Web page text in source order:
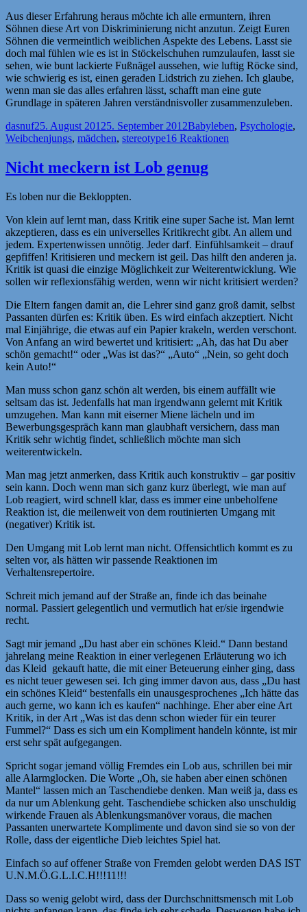
Aus dieser Erfahrung heraus möchte ich alle ermuntern, ihren
Söhnen diese Art von Diskriminierung nicht anzutun. Zeigt Euren
Söhnen die vermeintlich weiblichen Aspekte des Lebens. Lasst sie
doch mal fühlen wie es ist in Stöckelschuhen rumzulaufen, lasst sie
sehen, wie bunt lackierte Fußnägel aussehen, wie luftig Röcke sind,
wie schwierig es ist, einen geraden Lidstrich zu ziehen. Ich glaube,
wenn man sie das alles erfahren lässt, schafft man eine gute
Grundlage in späteren Jahren verständnisvoller zusammenzuleben.
Autor
dasnufVeröffentlicht
am
25. August 20125. September 2012Kategorien
Babyleben, Psychologie,
WeibchenSchlagwörter
jungs, mädchen, stereotype16 Reaktionen
Nicht meckern ist Lob genug
Es loben nur die Bekloppten.
Von klein auf lernt man, dass Kritik eine super Sache ist. Man lernt
akzeptieren, dass es ein universelles Kritikrecht gibt. An allem und
jedem. Expertenwissen unnötig. Jeder darf. Einfühlsamkeit – drauf
gepfiffen! Kritisieren und meckern ist geil. Das hilft den anderen ja.
Kritik ist quasi die einzige Möglichkeit zur Weiterentwicklung. Wie
sollen wir reflexionsfähig werden, wenn wir nicht kritisiert werden?
Die Eltern fangen damit an, die Lehrer sind ganz groß damit, selbst
Passanten dürfen es: Kritik üben. Es wird einfach akzeptiert. Nicht
mal Einjährige, die etwas auf ein Papier krakeln, werden verschont.
Von Anfang an wird bewertet und kritisiert: „Ah, das hat Du aber
schön gemacht!“ oder „Was ist das?“ „Auto“ „Nein, so geht doch
kein Auto!“
Man muss schon ganz schön alt werden, bis einem auffällt wie
seltsam das ist. Jedenfalls hat man irgendwann gelernt mit Kritik
umzugehen. Man kann mit eiserner Miene lächeln und im
Bewerbungsgespräch kann man glaubhaft versichern, dass man
Kritik sehr wichtig findet, schließlich möchte man sich
weiterentwickeln.
Man mag jetzt anmerken, dass Kritik auch konstruktiv – gar positiv
sein kann. Doch wenn man sich ganz kurz überlegt, wie man auf
Lob reagiert, wird schnell klar, dass es immer eine unbeholfene
Reaktion ist, die meilenweit von dem routinierten Umgang mit
(negativer) Kritik ist.
Den Umgang mit Lob lernt man nicht. Offensichtlich kommt es zu
selten vor, als hätten wir passende Reaktionen im
Verhaltensrepertoire.
Schreit mich jemand auf der Straße an, finde ich das beinahe
normal. Passiert gelegentlich und vermutlich hat er/sie irgendwie
recht.
Sagt mir jemand „Du hast aber ein schönes Kleid.“ Dann bestand
jahrelang meine Reaktion in einer verlegenen Erläuterung wo ich
das Kleid gekauft hatte, die mit einer Beteuerung einher ging, dass
es nicht teuer gewesen sei. Ich ging immer davon aus, dass „Du hast
ein schönes Kleid“ bestenfalls ein unausgesprochenes „Ich hätte das
auch gerne, wo kann ich es kaufen“ nachhinge. Eher aber eine Art
Kritik, in der Art „Was ist das denn schon wieder für ein teurer
Fummel?“ Dass es sich um ein Kompliment handeln könnte, ist mir
erst sehr spät aufgegangen.
Spricht sogar jemand völlig Fremdes ein Lob aus, schrillen bei mir
alle Alarmglocken. Die Worte „Oh, sie haben aber einen schönen
Mantel“ lassen mich an Taschendiebe denken. Man weiß ja, dass es
da nur um Ablenkung geht. Taschendiebe schicken also unschuldig
wirkende Frauen als Ablenkungsmanöver voraus, die machen
Passanten unerwartete Komplimente und davon sind sie so von der
Rolle, dass der eigentliche Dieb leichtes Spiel hat.
Einfach so auf offener Straße von Fremden gelobt werden DAS IST
U.N.M.Ö.G.L.I.C.H!!!11!!!
Dass so wenig gelobt wird, dass der Durchschnittsmensch mit Lob